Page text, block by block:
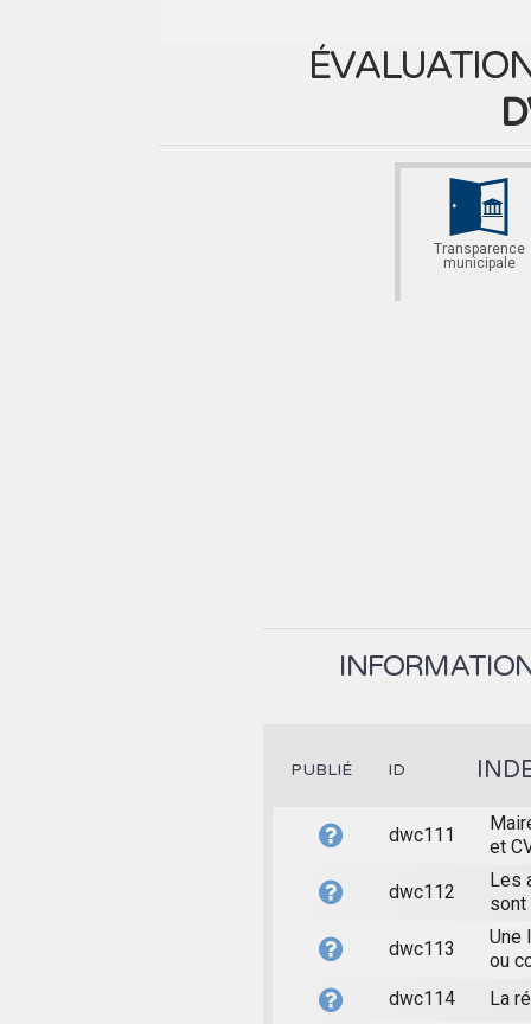
Transparence
municipale
PUBLIÉ ID
dwc111
et
dwc112
Les
dwc113
Une
ou
dwc114
La